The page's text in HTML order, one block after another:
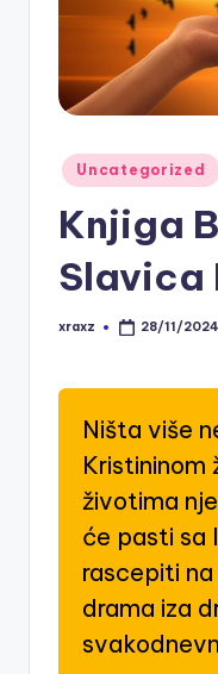
Posted
in
Uncategorized
Knjiga
Posted
xraxz 28/11/2024
Ništa više
Kristininom
životima
će pasti sa
rascepiti
drama iza